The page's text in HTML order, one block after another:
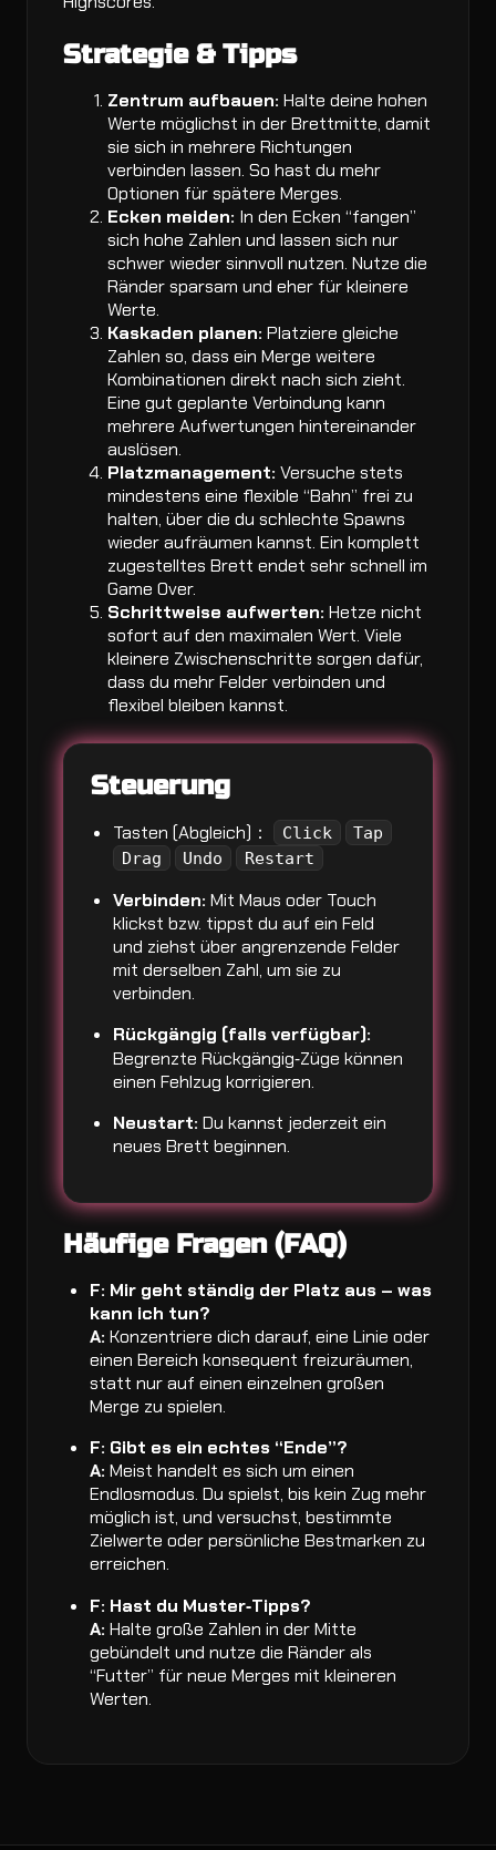
Strategie & Tipps
Zentrum aufbauen: Halte deine hohen
Werte möglichst in der Brettmitte, damit
sie sich in mehrere Richtungen
verbinden lassen. So hast du mehr
Optionen für spätere Merges.
Ecken meiden: In den Ecken “fangen”
sich hohe Zahlen und lassen sich nur
schwer wieder sinnvoll nutzen. Nutze die
Ränder sparsam und eher für kleinere
Werte.
Kaskaden planen: Platziere gleiche
Zahlen so, dass ein Merge weitere
Kombinationen direkt nach sich zieht.
Eine gut geplante Verbindung kann
mehrere Aufwertungen hintereinander
auslösen.
Platzmanagement: Versuche stets
mindestens eine flexible “Bahn” frei zu
halten, über die du schlechte Spawns
wieder aufräumen kannst. Ein komplett
zugestelltes Brett endet sehr schnell im
Game Over.
Schrittweise aufwerten: Hetze nicht
sofort auf den maximalen Wert. Viele
kleinere Zwischenschritte sorgen dafür,
dass du mehr Felder verbinden und
flexibel bleiben kannst.
Steuerung
Tasten (Abgleich)： Click
Tap
Drag
Undo Restart
Verbinden: Mit Maus oder Touch
klickst bzw. tippst du auf ein Feld
und ziehst über angrenzende Felder
mit derselben Zahl, um sie zu
verbinden.
Rückgängig (falls verfügbar):
Begrenzte Rückgängig‑Züge können
einen Fehlzug korrigieren.
Neustart: Du kannst jederzeit ein
neues Brett beginnen.
Häufige Fragen (FAQ)
F: Mir geht ständig der Platz aus – was
kann ich tun?
A: Konzentriere dich darauf, eine Linie oder
einen Bereich konsequent freizuräumen,
statt nur auf einen einzelnen großen
Merge zu spielen.
F: Gibt es ein echtes “Ende”?
A: Meist handelt es sich um einen
Endlosmodus. Du spielst, bis kein Zug mehr
möglich ist, und versuchst, bestimmte
Zielwerte oder persönliche Bestmarken zu
erreichen.
F: Hast du Muster‑Tipps?
A: Halte große Zahlen in der Mitte
gebündelt und nutze die Ränder als
“Futter” für neue Merges mit kleineren
Werten.